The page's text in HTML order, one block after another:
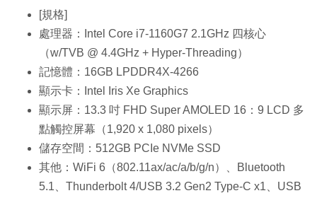
[規格]
處理器：Intel Core i7-1160G7 2.1GHz 四核心
（w/TVB @ 4.4GHz + Hyper-Threading）
記憶體：16GB LPDDR4X-4266
顯示卡：Intel Iris Xe Graphics
顯示屏：13.3 吋 FHD Super AMOLED 16：9 LCD 多
點觸控屏幕（1,920 x 1,080 pixels）
儲存空間：512GB PCIe NVMe SSD
其他：WiFi 6（802.11ax/ac/a/b/g/n）、Bluetooth
5.1、Thunderbolt 4/USB 3.2 Gen2 Type-C x1、USB